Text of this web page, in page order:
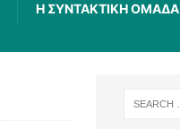
Η ΣΥΝΤΑΚΤΙΚΗ ΟΜΑΔΑ